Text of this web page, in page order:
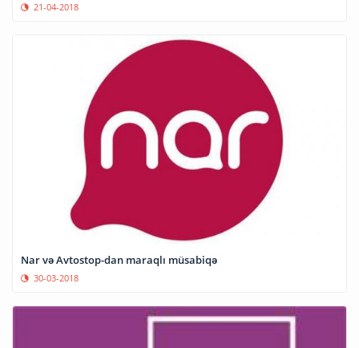
21-04-2018
Nar və Avtostop-dan maraqlı müsabiqə
30-03-2018